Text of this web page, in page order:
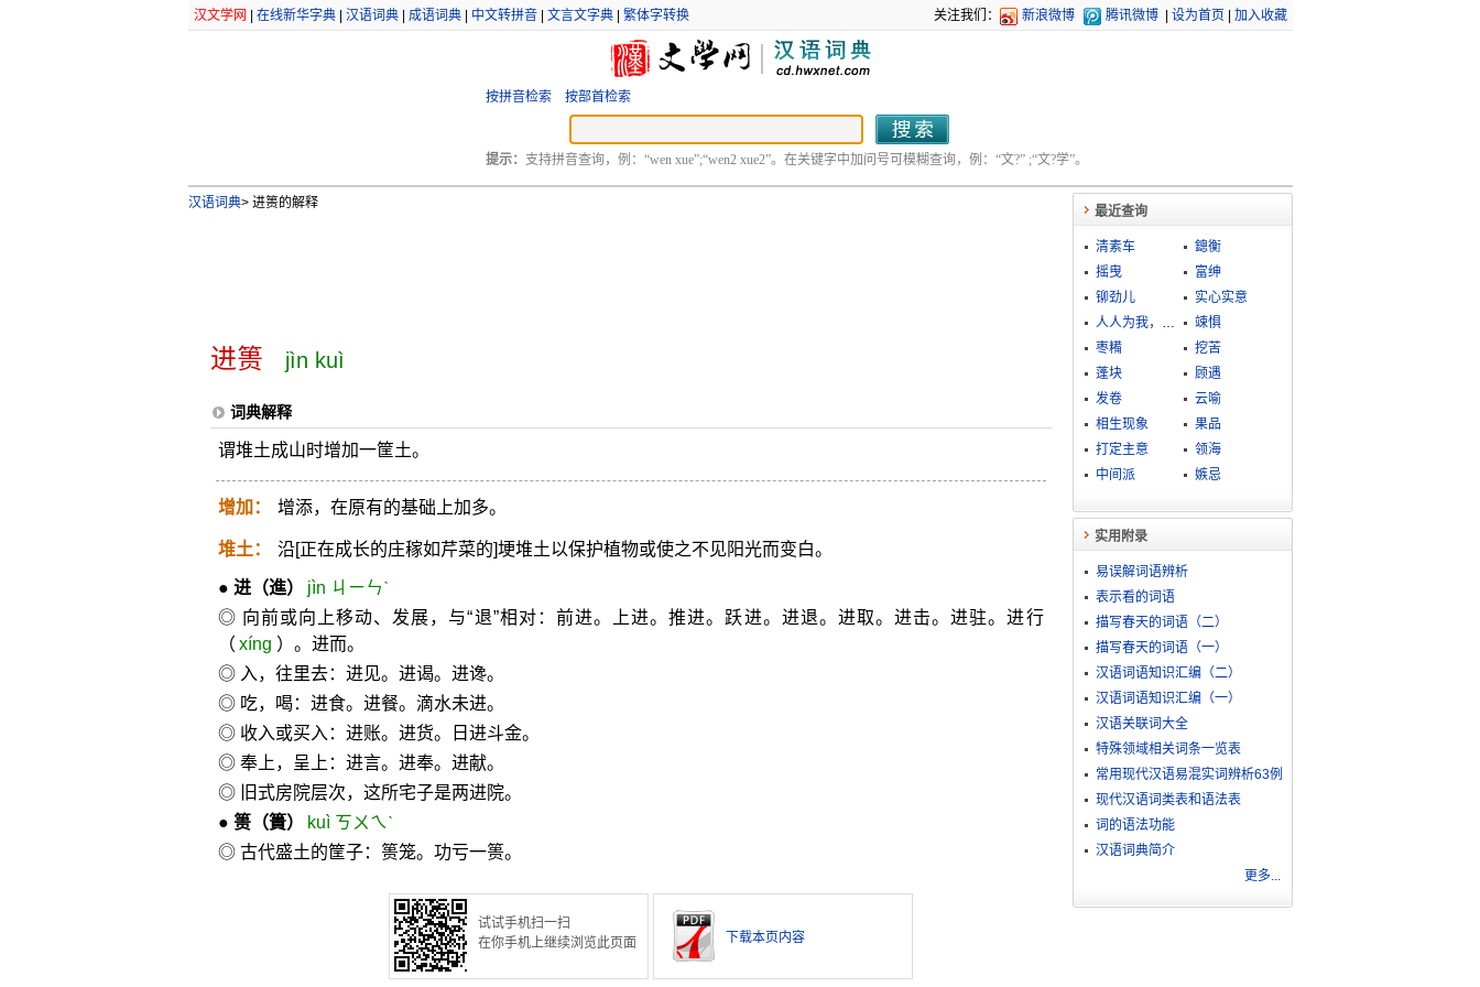
汉文学网 在线新华字典| 汉语词典| 成语词典| 中文转拼音| 文言文字典| 繁体字转换 关注我们： 新浪微博 腾讯微博 设为首页 加入收藏
按拼音检索 按部首检索
提示： 支持拼音查询，例：“wen xue”;“wen2 xue2”。在关键字中加问号可模糊查询，例：“文?” ;“文?学”。
汉语词典>进篑的解释
进篑 jìn kuì
词典解释
谓堆土成山时增加一筐土。
增加： 增添，在原有的基础上加多。
堆土： 沿[正在成长的庄稼如芹菜的]埂堆土以保护植物或使之不见阳光而变白。
● 进（進）
jìn ㄐㄧㄣˋ
◎ 向前或向上移动、发展，与“退”相对：前进。上进。推进。跃进。进退。进取。进击。进驻。进行
（ xíng ）。进而。
◎ 入，往里去：进见。进谒。进谗。
◎ 吃，喝：进食。进餐。滴水未进。
◎ 收入或买入：进账。进货。日进斗金。
◎ 奉上，呈上：进言。进奉。进献。
◎ 旧式房院层次，这所宅子是两进院。
● 篑（簣）
kuì ㄎㄨㄟˋ
◎ 古代盛土的筐子：篑笼。功亏一篑。
试试手机扫一扫
在你手机上继续浏览此页面
下载本页内容
最近查询
清素车
鏓衡
摇曳
富绅
铆劲儿
实心实意
人人为我，我为人人
竦惧
枣糒
挖苦
蓬块
顾遇
发卷
云喻
相生现象
果品
打定主意
领海
中间派
嫉忌
实用附录
易误解词语辨析
表示看的词语
描写春天的词语（二）
描写春天的词语（一）
汉语词语知识汇编（二）
汉语词语知识汇编（一）
汉语关联词大全
特殊领域相关词条一览表
常用现代汉语易混实词辨析63例
现代汉语词类表和语法表
词的语法功能
汉语词典简介
更多...